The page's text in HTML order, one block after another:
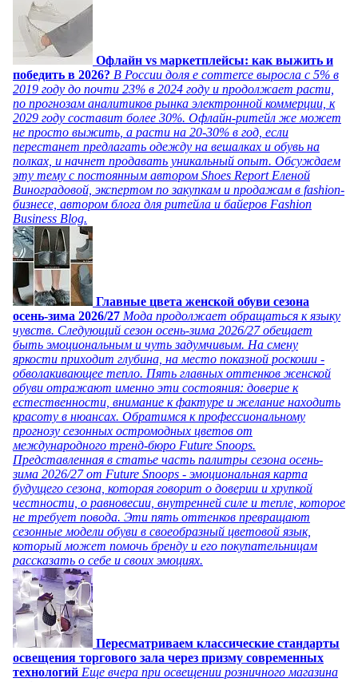
Офлайн vs маркетплейсы: как выжить и
победить в 2026? В России доля e commerce выросла с 5% в
2019 году до почти 23% в 2024 году и продолжает расти,
по прогнозам аналитиков рынка электронной коммерции, к
2029 году составит более 30%. Офлайн-ритейл же может
не просто выжить, а расти на 20-30% в год, если
перестанет предлагать одежду на вешалках и обувь на
полках, и начнет продавать уникальный опыт. Обсуждаем
эту тему с постоянным автором Shoes Report Еленой
Виноградовой, экспертом по закупкам и продажам в fashion-
бизнесе, автором блога для ритейла и байеров Fashion
Business Blog.
Главные цвета женской обуви сезона
осень-зима 2026/27 Мода продолжает обращаться к языку
чувств. Следующий сезон осень-зима 2026/27 обещает
быть эмоциональным и чуть задумчивым. На смену
яркости приходит глубина, на место показной роскоши -
обволакивающее тепло. Пять главных оттенков женской
обуви отражают именно эти состояния: доверие к
естественности, внимание к фактуре и желание находить
красоту в нюансах. Обратимся к профессиональному
прогнозу сезонных остромодных цветов от
международного тренд-бюро Future Snoops.
Представленная в статье часть палитры сезона осень-
зима 2026/27 от Future Snoops - эмоциональная карта
будущего сезона, которая говорит о доверии и хрупкой
честности, о равновесии, внутренней силе и тепле, которое
не требует повода. Эти пять оттенков превращают
сезонные модели обуви в своеобразный цветовой язык,
который может помочь бренду и его покупательницам
рассказать о себе и своих эмоциях.
Пересматриваем классические стандарты
освещения торгового зала через призму современных
технологий Еще вчера при освещении розничного магазина